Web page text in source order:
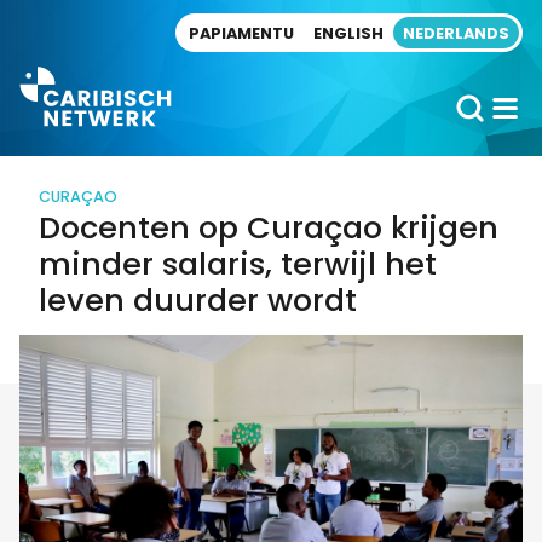
PAPIAMENTU ENGLISH NEDERLANDS
CURAÇAO
Docenten op Curaçao krijgen
minder salaris, terwijl het
leven duurder wordt